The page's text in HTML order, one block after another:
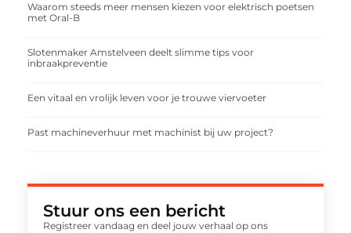
Waarom steeds meer mensen kiezen voor elektrisch poetsen
met Oral-B
Slotenmaker Amstelveen deelt slimme tips voor
inbraakpreventie
Een vitaal en vrolijk leven voor je trouwe viervoeter
Past machineverhuur met machinist bij uw project?
Stuur ons een bericht
Registreer vandaag en deel jouw verhaal op ons